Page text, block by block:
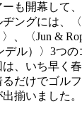
も開幕して
ングには、
、〈Jun &
ル）〉3つの
、いち早く
だけでゴル
揃いました